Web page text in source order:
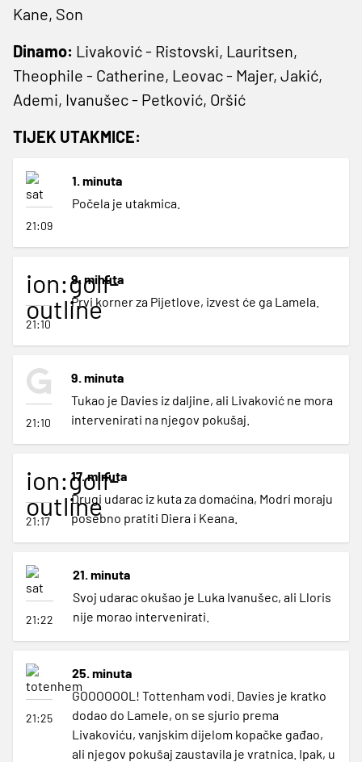
Kane, Son
Dinamo: Livaković - Ristovski, Lauritsen,
Theophile - Catherine, Leovac - Majer, Jakić,
Ademi, Ivanušec - Petković, Oršić
TIJEK UTAKMICE:
21:09
1. minuta
Počela je utakmica.
ion:golf-
outline
21:10
9. minuta
Prvi korner za Pijetlove, izvest će ga Lamela.
21:10
9. minuta
Tukao je Davies iz daljine, ali Livaković ne mora
intervenirati na njegov pokušaj.
ion:golf-
outline
21:17
17. minuta
Drugi udarac iz kuta za domaćina, Modri moraju
posebno pratiti Diera i Keana.
21:22
21. minuta
Svoj udarac okušao je Luka Ivanušec, ali Lloris
nije morao intervenirati.
21:25
25. minuta
GOOOOOOL! Tottenham vodi. Davies je kratko
dodao do Lamele, on se sjurio prema
Livakoviću, vanjskim dijelom kopačke gađao,
ali njegov pokušaj zaustavila je vratnica. Ipak, u